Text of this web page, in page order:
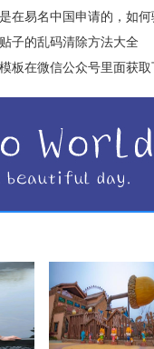
在易名中国申请的，如
子的乱码清除方法大全
板在微信公众号里面获